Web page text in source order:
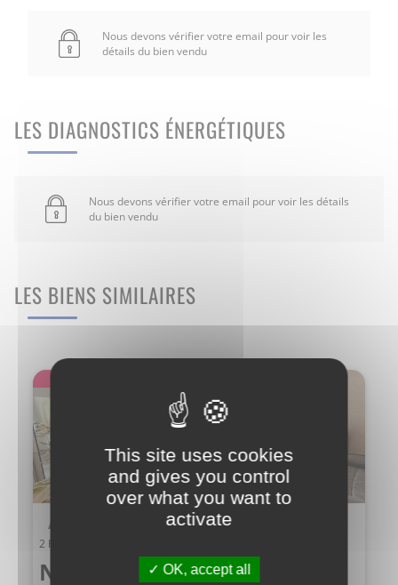
Nous devons vérifier votre email pour voir les
détails du bien vendu
LES DIAGNOSTICS ÉNERGÉTIQUES
Nous devons vérifier votre email pour voir les détails
du bien vendu
LES BIENS SIMILAIRES
Appartement
2 Pièce(s) MONTPELLIER
Nous consulter
This site uses cookies
and gives you control
over what you want to
activate
OK, accept all